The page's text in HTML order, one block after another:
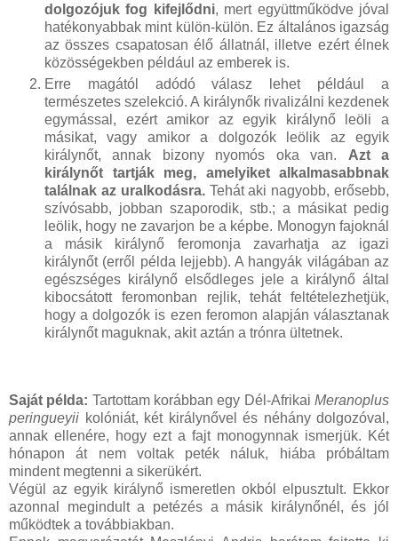
dolgozójukfog kifejlődni, mert együttműködve jóval
hatékonyabbak mint külön-külön. Ez általános igazság
az összes csapatosan élő állatnál, illetve ezért élnek
közösségekben például az emberek is.
Erre magától adódó válasz lehet például a
természetes szelekció. A királynők rivalizálni kezdenek
egymással, ezért amikor az egyik királynő leöli a
másikat, vagy amikor a dolgozók leölik az egyik
királynőt, annak bizony nyomós oka van. Azt a
királynőt tartják meg, amelyiket alkalmasabbnak
találnak az uralkodásra.Tehát aki nagyobb, erősebb,
szívósabb, jobban szaporodik, stb.; a másikat pedig
leölik, hogy ne zavarjon be a képbe. Monogyn fajoknál
a másik királynő feromonja zavarhatja az igazi
királynőt (erről példa lejjebb). A hangyák világában az
egészséges királynő elsődleges jele a királynő által
kibocsátott feromonban rejlik, tehát feltételezhetjük,
hogy a dolgozók is ezen feromon alapján választanak
királynőt maguknak, akit aztán a trónra ültetnek.
Saját példa: Tartottam korábban egy Dél-AfrikaiMeranoplus
peringueyii kolóniát, két királynővel és néhány dolgozóval,
annak ellenére, hogy ezt a fajt monogynnak ismerjük. Két
hónapon át nem voltak peték náluk, hiába próbáltam
mindent megtenni a sikerükért.
Végül az egyik királynő ismeretlen okból elpusztult. Ekkor
azonnal megindult a petézés a másik királynőnél, és jól
működtek a továbbiakban.